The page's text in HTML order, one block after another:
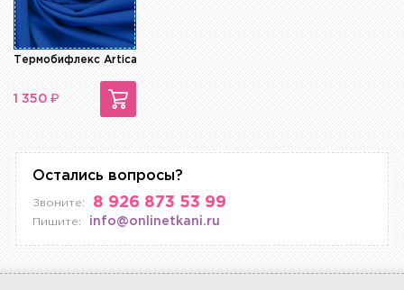
Термобифлекс Artica Royal
1 350 ₽
Остались вопросы?
Звоните: 8 926 873 53 99
Пишите: info@onlinetkani.ru